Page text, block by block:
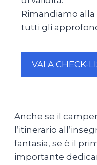
Rimandiamo
tutti gli
VAI A CHECK-
Anche se il
l’itinerario
fantasia, se è il
importante